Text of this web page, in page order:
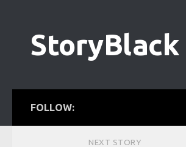
StoryBlack
FOLLOW:
NEXT STORY